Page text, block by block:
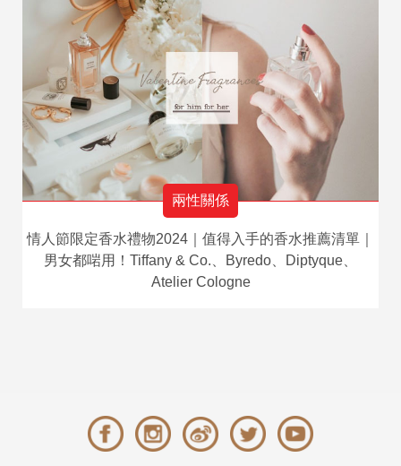
兩性關係
情人節限定香水禮物2024｜值得入手的香水推薦清單｜
男女都啱用！Tiffany & Co.、Byredo、Diptyque、
Atelier Cologne